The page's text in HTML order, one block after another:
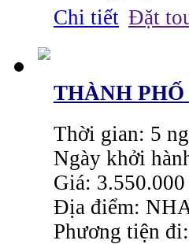
Chi tiết Đặt
THÀNH PHỐ
Thời gian: 5
Ngày khởi
Giá: 3.550.000
Địa điểm:
Phương tiện